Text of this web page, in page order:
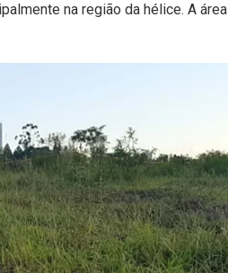
na região da hélice. A área